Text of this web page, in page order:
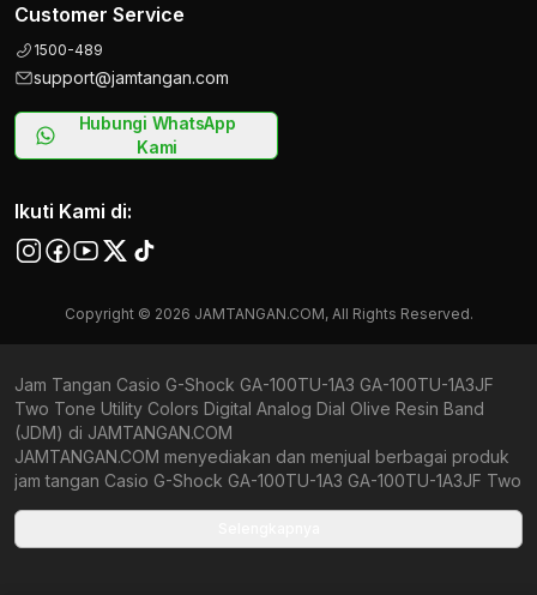
Customer Service
1500-489
support@jamtangan.com
Hubungi WhatsApp
Kami
Ikuti Kami di:
Copyright © 2026 JAMTANGAN.COM, All Rights Reserved.
Jam Tangan Casio G-Shock GA-100TU-1A3 GA-100TU-1A3JF
Two Tone Utility Colors Digital Analog Dial Olive Resin Band
(JDM) di JAMTANGAN.COM
JAMTANGAN.COM menyediakan dan menjual berbagai produk
jam tangan Casio G-Shock GA-100TU-1A3 GA-100TU-1A3JF Two
Warranty). Kami berkomitmen untuk memberi penawaran terbaik